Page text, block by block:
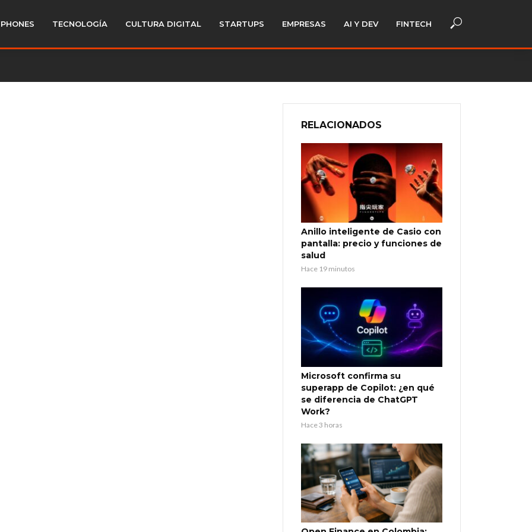
TECNOLOGÍA CULTURA DIGITAL STARTUPS EMPRESAS AI Y DEV FINTECH
RELACIONADOS
Anillo inteligente de Casio con
pantalla: precio y funciones de
salud
Hace 19 minutos
Microsoft confirma su
superapp de Copilot: ¿en qué
se diferencia de ChatGPT
Work?
Hace 3 horas